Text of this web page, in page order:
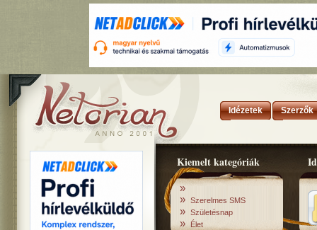
Idézetek Szerzők
Kiemelt kategóriák
»
» Szerelmes SMS
» Születésnap
» Élet